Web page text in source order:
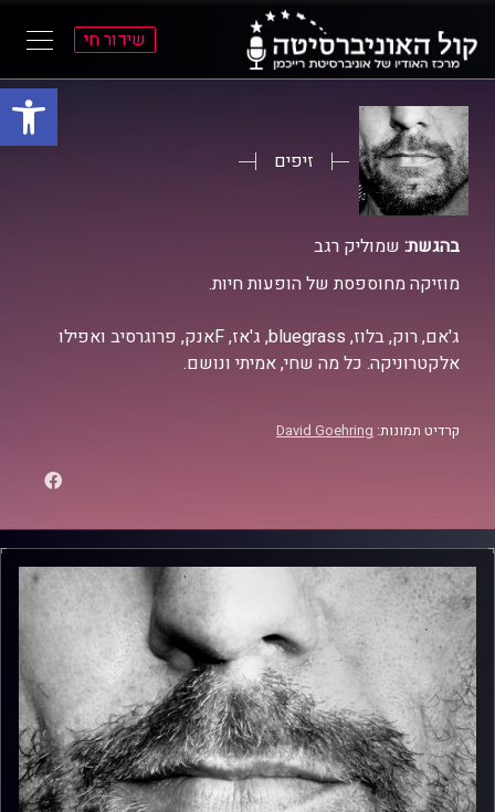
פתח
התפריט
הראשי
התוכן
הראשי
שידור חי
זיפים
בהגשת: שמוליק רגב
מוזיקה מחוספסת של הופעות חיות.
ג'אם, רוק, בלוז, bluegrass, ג'אז, Fאנק, פרוגרסיב ואפילו
אלקטרוניקה. כל מה שחי, אמיתי ונושם.
קרדיט תמונות: David Goehring